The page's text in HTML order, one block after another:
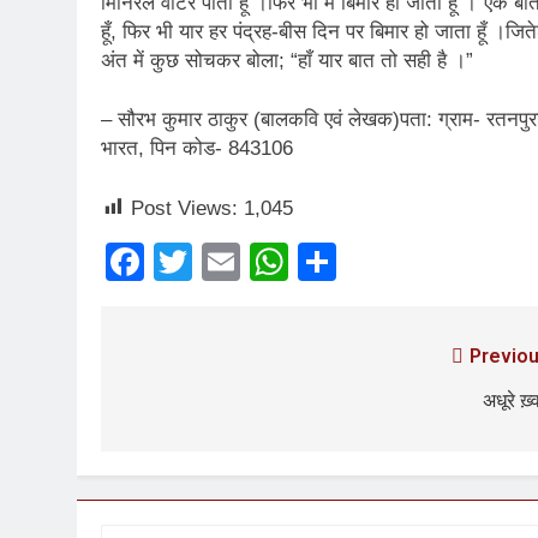
कितना बदल गया
2 Years Ago
2 Years Ago
विश्व पुस्तक मेले
3 Years Ago
हूँ, फिर भी यार हर पंद्रह-बीस दिन पर बिमार हो जाता हूँ
अंत में कुछ सोचकर बोला; “हाँ यार बात तो सही है ।”
– सौरभ कुमार ठाकुर (बालकवि एवं लेखक)पता: ग्राम-
भारत, पिन कोड- 843106
Post Views: 1,045
Facebook
Twitter
EmailWhatsApp
अधूरे